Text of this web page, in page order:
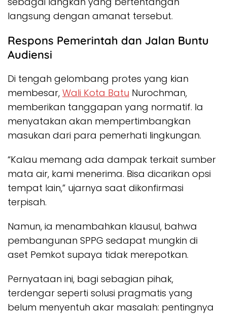
langsung dengan amanat tersebut.
Respons Pemerintah dan Jalan Buntu
Audiensi
Di tengah gelombang protes yang kian
membesar, Wali Kota Batu Nurochman,
memberikan tanggapan yang normatif. Ia
menyatakan akan mempertimbangkan
masukan dari para pemerhati lingkungan.
“Kalau memang ada dampak terkait sumber
mata air, kami menerima. Bisa dicarikan opsi
tempat lain,” ujarnya saat dikonfirmasi
terpisah.
Namun, ia menambahkan klausul, bahwa
pembangunan SPPG sedapat mungkin di
aset Pemkot supaya tidak merepotkan.
Pernyataan ini, bagi sebagian pihak,
terdengar seperti solusi pragmatis yang
belum menyentuh akar masalah: pentingnya